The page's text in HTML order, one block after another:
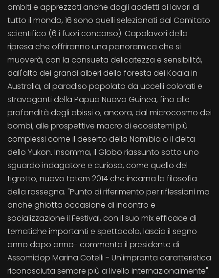
ambiti e apprezzati anche dagli addetti ai lavori di
tutto il mondo, 16 sono quelli selezionati dal Comitato
scientifico (6 i fuori concorso). Capolavori della
ripresa che offriranno una panoramica che si
muoverà, con la consueta delicatezza e sensibilità,
dall'alto dei grandi alberi della foresta dei Koala in
Australia, al paradiso popolato da uccelli colorati e
stravaganti della Papua Nuova Guinea, fino alle
profondità degli abissi o, ancora, dal microcosmo dei
bombi, alle prospettive macro di ecosistemi più
complessi come il deserto della Namibia o il delta
dello Yukon. Insomma, il Globo riassunto sotto uno
sguardo indagatore e curioso, come quello del
tigrotto, nuovo totem 2014 che incarna la filosofia
della rassegna. "Punto di riferimento per riflessioni ma
anche ghiotta occasione di incontro e
socializzazione il Festival, con il suo mix efficace di
tematiche importanti e spettacolo, lascia il segno
anno dopo anno- commenta il presidente di
Assomidop Marina Cotelli - Un'impronta caratteristica
riconosciuta sempre più a livello internazionalmente".